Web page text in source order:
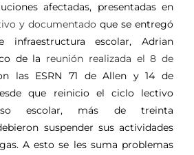
afectadas, presentadas en
y documentado que se entregó
infraestructura escolar, Adrian
de la reunión realizada el 8 de
las ESRN 71 de Allen y 14 de
que reinicio el ciclo lectivo
escolar, más de treinta
suspender sus actividades
A esto se les suma problemas